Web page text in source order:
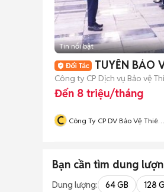
Tin nổi bật
TUYỂN BẢO
Công ty CP Dịch vụ Bảo vệ
Đến 8 triệu/tháng
C Công Ty CP DV Bảo Vệ Thiên
Bạn cần tìm dung
Dung lượng: 64 GB 128